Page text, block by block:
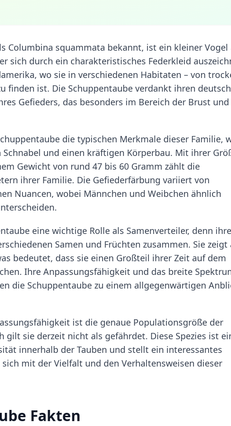
Columbina squammata bekannt, ist ein kleiner Vogel
sich durch ein charakteristisches Federkleid
wo sie in verschiedenen Habitaten – von
finden ist. Die Schuppentaube verdankt ihren
Gefieders, das besonders im Bereich der Brust
die typischen Merkmale dieser Familie,
und einen kräftigen Körperbau. Mit ihrer
Gewicht von rund 47 bis 60 Gramm zählt die
ihrer Familie. Die Gefiederfärbung variiert von
Nuancen, wobei Männchen und Weibchen ähnlich
eine wichtige Rolle als Samenverteiler, denn ihre
Samen und Früchten zusammen. Sie zeigt
bedeutet, dass sie einen Großteil ihrer Zeit auf dem
Ihre Anpassungsfähigkeit und das breite
die Schuppentaube zu einem allgegenwärtigen
ist die genaue Populationsgröße der
gilt sie derzeit nicht als gefährdet. Diese Spezies ist
innerhalb der Tauben und stellt ein interessantes
mit der Vielfalt und den Verhaltensweisen dieser
Fakten